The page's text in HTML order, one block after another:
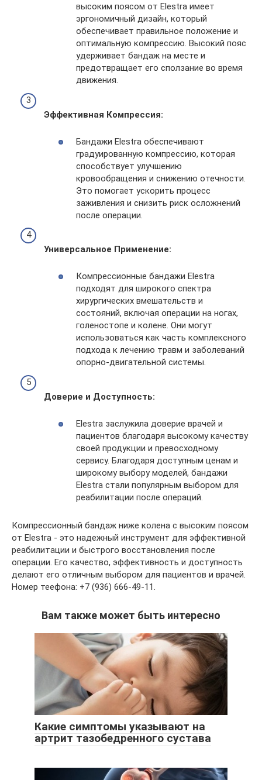
высоким поясом от Elestra имеет
эргономичный дизайн, который
обеспечивает правильное положение и
оптимальную компрессию. Высокий пояс
удерживает бандаж на месте и
предотвращает его сползание во время
движения.
Эффективная Компрессия:
Бандажи Elestra обеспечивают
градуированную компрессию, которая
способствует улучшению
кровообращения и снижению отечности.
Это помогает ускорить процесс
заживления и снизить риск осложнений
после операции.
Универсальное Применение:
Компрессионные бандажи Elestra
подходят для широкого спектра
хирургических вмешательств и
состояний, включая операции на ногах,
голеностопе и колене. Они могут
использоваться как часть комплексного
подхода к лечению травм и заболеваний
опорно-двигательной системы.
Доверие и Доступность:
Elestra заслужила доверие врачей и
пациентов благодаря высокому качеству
своей продукции и превосходному
сервису. Благодаря доступным ценам и
широкому выбору моделей, бандажи
Elestra стали популярным выбором для
реабилитации после операций.
Компрессионный бандаж ниже колена с высоким поясом
от Elestra - это надежный инструмент для эффективной
реабилитации и быстрого восстановления после
операции. Его качество, эффективность и доступность
делают его отличным выбором для пациентов и врачей.
Номер теефона: +7 (936) 666-49-11.
Вам также может быть интересно
Какие симптомы указывают на
артрит тазобедренного сустава